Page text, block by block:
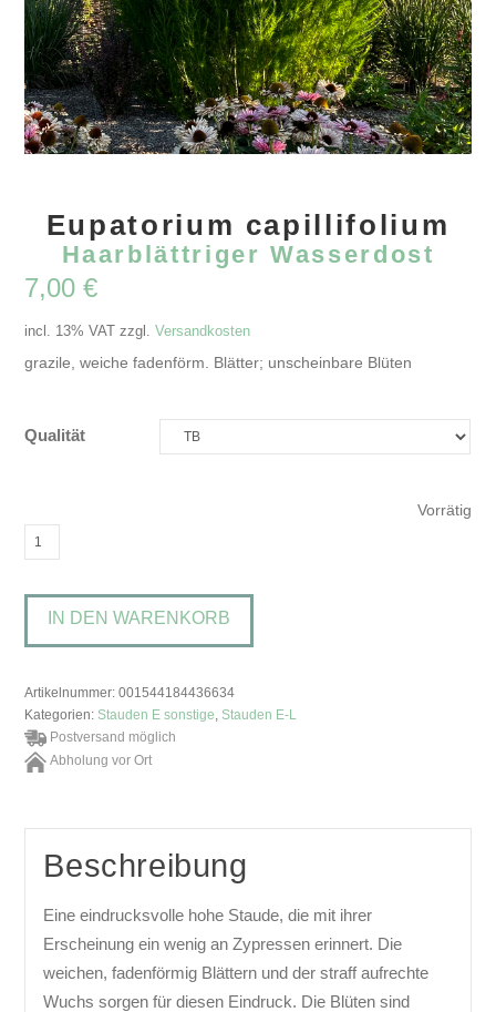
Eupatorium capillifolium
Haarblättriger Wasserdost
7,00€
incl. 13% VAT zzgl.Versandkosten
grazile, weiche fadenförm. Blätter; unscheinbare Blüten
Qualität
Vorrätig
Eupatorium
Wasserdost
MengeIN DEN WARENKORB
Artikelnummer:001544184436634
Kategorien: Stauden E sonstige Stauden E-L
Postversand möglich
Abholung vor Ort
Beschreibung
Eine eindrucksvolle hohe Staude, die mit ihrer
Erscheinung ein wenig an Zypressen erinnert. Die
weichen, fadenförmig Blättern und der straff aufrechte
Wuchs sorgen für diesen Eindruck. Die Blüten sind